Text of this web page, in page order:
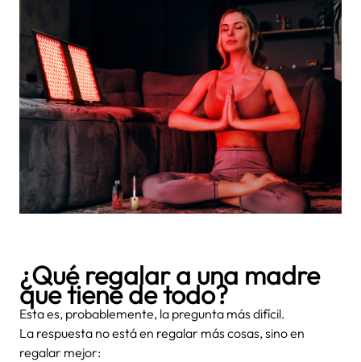
¿Qué regalar a una madre
que tiene de todo?
Esta es, probablemente, la pregunta más difícil.
La respuesta no está en regalar más cosas, sino en
regalar mejor: